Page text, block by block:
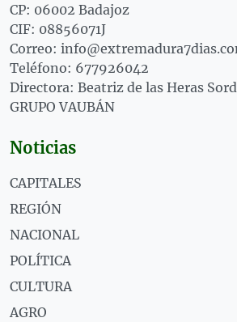
CP: 06002 Badajoz
CIF: 08856071J
Correo:
Teléfono: 677926042
Directora: Beatriz de las Heras
GRUPO VAUBÁN
Noticias
CAPITALES
REGIÓN
NACIONAL
POLÍTICA
CULTURA
AGRO